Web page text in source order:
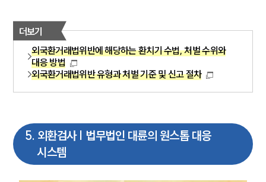
더보기
외국환거래법위반에 해당하는 환치기 수법, 처벌 수위와
대응 방법
외국환거래법위반 유형과 처벌 기준 및 신고 절차
5. 외환검사 | 법무법인 대륜의 원스톱 대응
시스템